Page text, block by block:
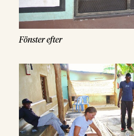
Fönster efter